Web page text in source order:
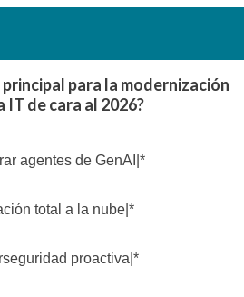
para la modernización
de cara al 2026?
agentes de GenAI|*
total a la nube|*
proactiva|*